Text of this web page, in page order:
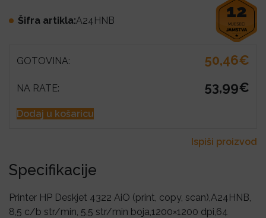
Šifra artikla:A24HNB
GOTOVINA: 50,46€
NA RATE: 53,99€
Dodaj u košaricu
Ispiši proizvod
Specifikacije
Printer HP Deskjet 4322 AiO (print, copy, scan),A24HNB,
8,5 c/b str/min, 5,5 str/min boja,1200×1200 dpi,64
12